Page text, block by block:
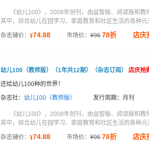
《幼儿100》，2008年创刊，由益智版、阅读版和
其中，综合幼儿在园学习、家庭教育和社区生活的各种
杂志铺价： ¥74.88 市场价： ¥96 78折 店庆
幼儿100（教师版）（1年共12期）（杂志订阅）
店庆抢
还给幼儿100种的世界！
杂志社： 幼儿100（教师版） 发行周期：月刊
《幼儿100》，2008年创刊，由益智版、阅读版和
其中，综合幼儿在园学习、家庭教育和社区生活的各种
杂志铺价： ¥74.88 市场价： ¥96 78折 店庆